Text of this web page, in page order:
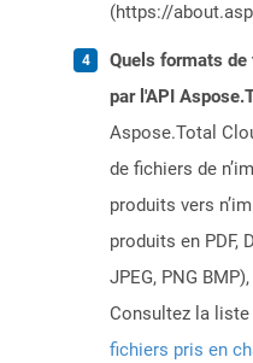
(https://
Quels formats
par l'API
Aspose.Total
de fichiers de
produits vers
produits en PDF,
JPEG, PNG
Consultez la
fichiers pris en